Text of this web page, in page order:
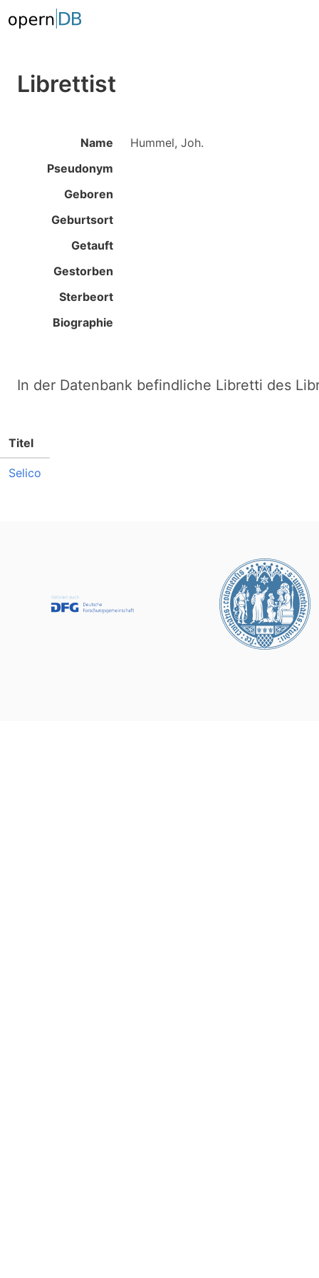
Librettist
Name
Hummel, Joh.
Pseudonym
Geboren
Geburtsort
Getauft
Gestorben
Sterbeort
Biographie
In der Datenbank befindliche Libretti des
Titel
Selico